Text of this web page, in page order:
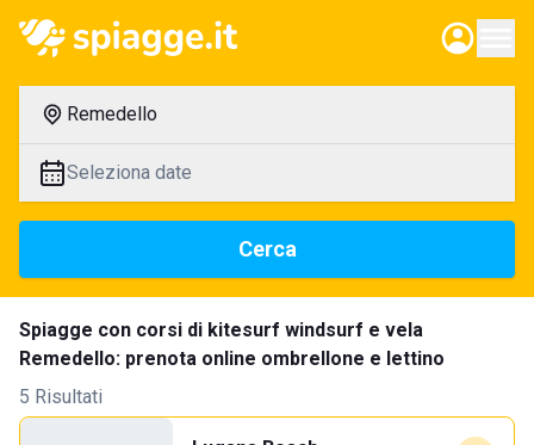
Remedello
Seleziona date
Cerca
Spiagge con corsi di kitesurf windsurf e vela
Remedello: prenota online ombrellone e lettino
5 Risultati